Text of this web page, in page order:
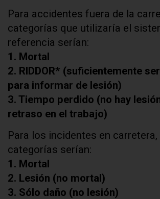
Para accidentes fuera de la
categorías que utilizaría el
referencia serían:
1. Mortal
2. RIDDOR* (suficientemente
para informar de lesión)
3. Tiempo perdido (no hay
retraso en el trabajo)
Para los incidentes en carretera,
categorías serían:
1. Mortal
2. Lesión (no mortal)
3. Sólo daño (no lesión)